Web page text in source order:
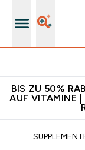
BIS ZU 50%
AUF VITAMINE |